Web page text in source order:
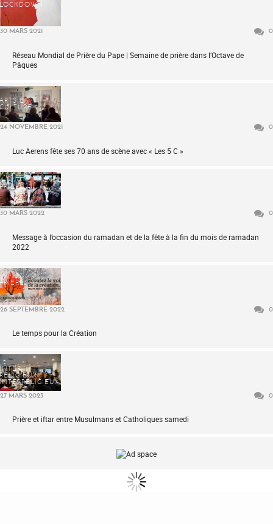
LOCKDOWN
30 MARS 2021 0
Réseau Mondial de Prière du Pape | Semaine de prière dans l’Octave de
Pâques
ARTS ET
CULTURE
24 NOVEMBRE 2021 0
Luc Aerens fête ses 70 ans de scène avec « Les 5 C »
PRIÈRE
30 MARS 2022 0
Message à l’occasion du ramadan et de la fête à la fin du mois de ramadan
2022
PRIÈRE
26 SEPTEMBRE 2022 0
Le temps pour la Création
INTER-
RELIGIEUX
INTERRELIGIEUX
27 MARS 2023 0
Prière et iftar entre Musulmans et Catholiques samedi